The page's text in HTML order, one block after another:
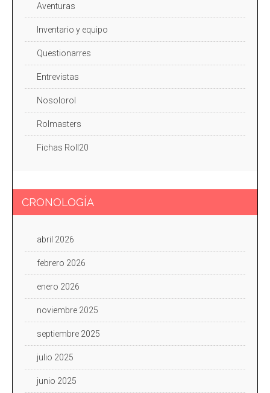
Aventuras
Inventario y equipo
Questionarres
Entrevistas
Nosolorol
Rolmasters
Fichas Roll20
CRONOLOGÍA
abril 2026
febrero 2026
enero 2026
noviembre 2025
septiembre 2025
julio 2025
junio 2025